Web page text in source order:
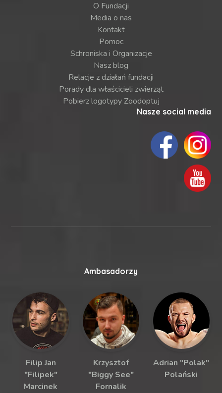
O Fundacji
Media o nas
Kontakt
Pomoc
Schroniska i Organizacje
Nasz blog
Relacje z działań fundacji
Porady dla właścicieli zwierząt
Pobierz logotypy Zoodoptuj
Nasze social media
Ambasadorzy
Filip Jan
"Filipek"
Marcinek
Krzysztof
"Biggy See"
Fornalik
Adrian "Polak"
Polański